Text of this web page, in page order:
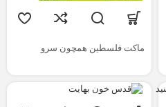
ماکت فلسطین همچون سرو